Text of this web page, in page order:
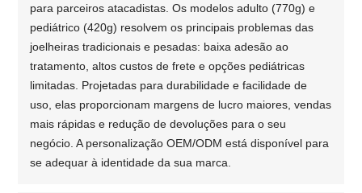
para parceiros atacadistas. Os modelos adulto (770g) e
pediátrico (420g) resolvem os principais problemas das
joelheiras tradicionais e pesadas: baixa adesão ao
tratamento, altos custos de frete e opções pediátricas
limitadas. Projetadas para durabilidade e facilidade de
uso, elas proporcionam margens de lucro maiores, vendas
mais rápidas e redução de devoluções para o seu
negócio. A personalização OEM/ODM está disponível para
se adequar à identidade da sua marca.